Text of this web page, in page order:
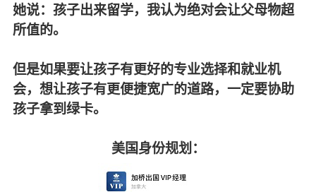
她说：孩子出来留学，我认为绝对会让父母物超
所值的。
但是如果要让孩子有更好的专业选择和就业机
会，想让孩子有更便捷宽广的道路，一定要协助
孩子拿到绿卡。
美国身份规划：